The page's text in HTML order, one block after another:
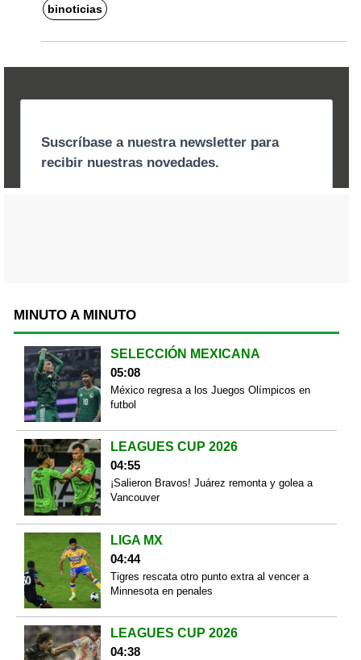
binoticias
MINUTO A MINUTO
SELECCIÓN MEXICANA
05:08
México regresa a los Juegos Olímpicos en
futbol
LEAGUES CUP 2026
04:55
¡Salieron Bravos! Juárez remonta y golea a
Vancouver
LIGA MX
04:44
Tigres rescata otro punto extra al vencer a
Minnesota en penales
LEAGUES CUP 2026
04:38